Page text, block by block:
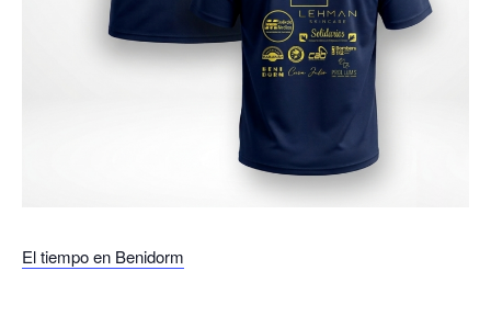
El tiempo en Benidorm